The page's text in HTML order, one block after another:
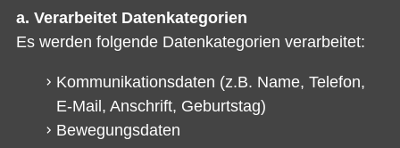
a. Verarbeitet Datenkategorien
Es werden folgende Datenkategorien verarbeitet:
Kommunikationsdaten (z.B. Name, Telefon,
E-Mail, Anschrift, Geburtstag)
Bewegungsdaten